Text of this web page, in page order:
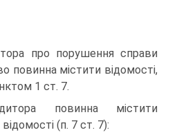
про порушення справи
повинна містити відомості,
1 ст. 7.
повинна містити
(п. 7 ст. 7):